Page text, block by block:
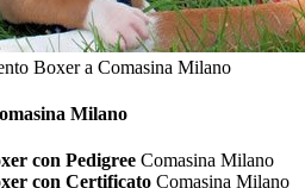
Boxer a Comasina Milano
Milano
con Pedigree Comasina Milano
con Certificato Comasina Milano